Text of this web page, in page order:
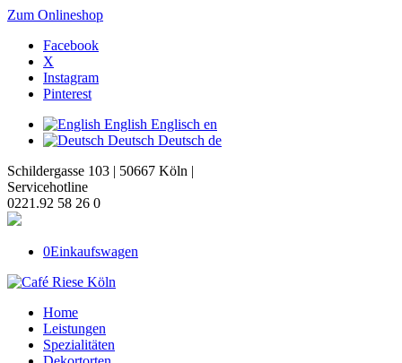
Zum Onlineshop
Facebook
X
Instagram
Pinterest
English Englisch en
Deutsch Deutsch de
Schildergasse 103 | 50667 Köln |
Servicehotline
0221.92 58 26 0
0Einkaufswagen
Home
Leistungen
Spezialitäten